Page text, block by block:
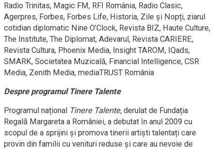
Radio Trinitas, Magic FM, RFI România, Radio Clasic,
Agerpres, Forbes, Forbes Life, Historia, Zile și Nopți, ziarul
cotidian diplomatic Nine O’Clock, Revista BIZ, Haute Culture,
The Institute, The Diplomat, Adevarul, Revista CARIERE,
Revista Cultura, Phoenix Media, Insight TAROM, IQads,
SMARK, Societatea Muzicală, Financial Intelligence, CSR
Media, Zenith Media, mediaTRUST România
Despre programul Tinere Talente
Programul național Tinere Talente, derulat de Fundația
Regală Margareta a României, a debutat în anul 2009 cu
scopul de a sprijini și promova tinerii artiști talentați care
provin din familii cu venituri reduse și care au nevoie de